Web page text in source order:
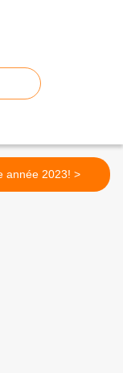
Belle année 2023! >